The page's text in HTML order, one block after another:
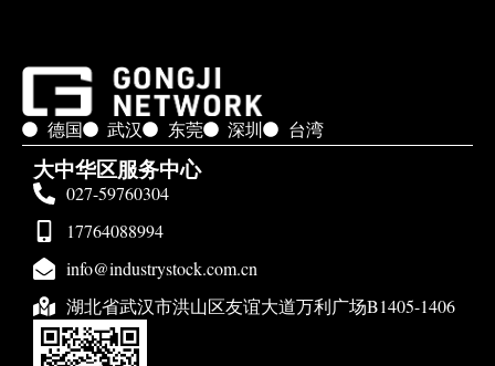
德国 武汉 东莞 深圳 台湾
大中华区服务中心
027-59760304
17764088994
info@industrystock.com.cn
湖北省武汉市洪山区友谊大道万利广场B1405-1406